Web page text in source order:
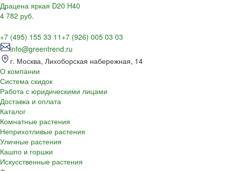
Драцена яркая D20 H40
4 782 руб.
+7 (495) 155 33 11 +7 (926) 005 03 03
info@greentrend.ru
г. Москва, Лихоборская набережная, 14
О компании
Система скидок
Работа с юридическими лицами
Доставка и оплата
Каталог
Комнатные растения
Неприхотливые растения
Уличные растения
Кашпо и горшки
Искусственные растения